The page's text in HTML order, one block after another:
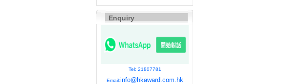
Enquiry
Tel: 21807781
Email:info@hkaward.com.hk